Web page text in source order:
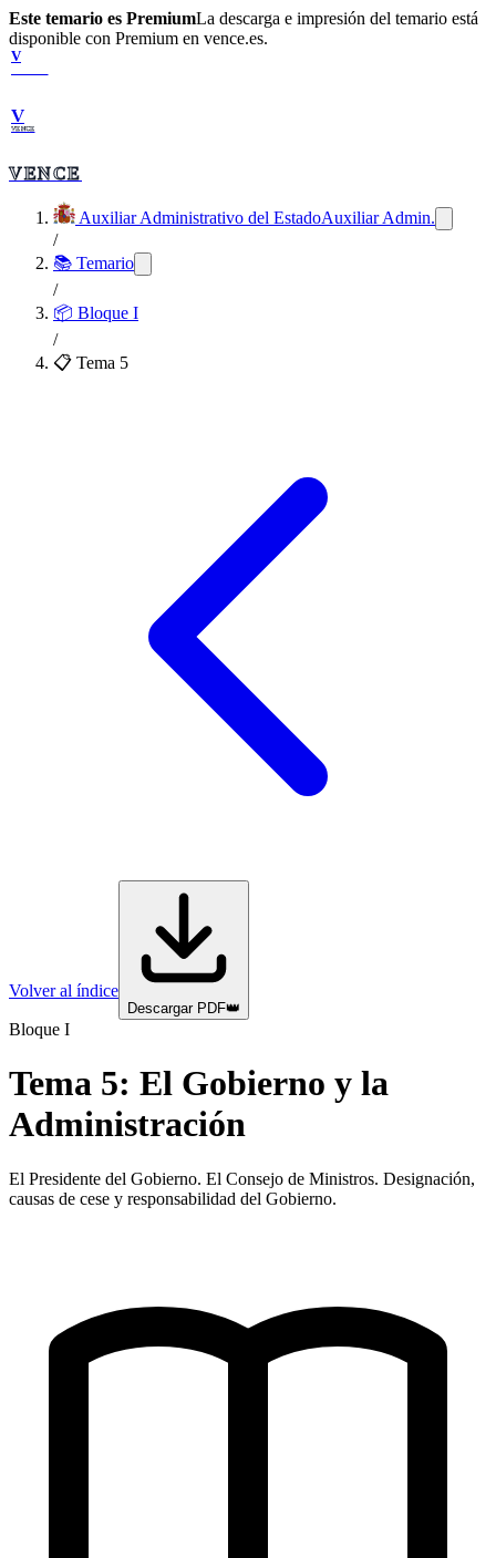
Este temario es PremiumLa descarga e impresión del temario está
disponible con Premium en vence.es.
V
V
VENCE
VENCE
Auxiliar Administrativo del EstadoAuxiliar Admin.
/
📚 Temario
/
📦 Bloque I
/
📋 Tema 5
Volver al índice
Descargar PDF👑
Bloque I
Tema 5: El Gobierno y la
Administración
El Presidente del Gobierno. El Consejo de Ministros. Designación,
causas de cese y responsabilidad del Gobierno.